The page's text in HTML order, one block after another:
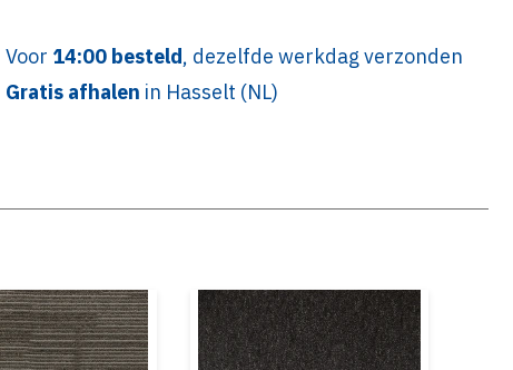
Voor 14:00 besteld, dezelfde werkdag verzonden
Gratis afhalen in Hasselt (NL)